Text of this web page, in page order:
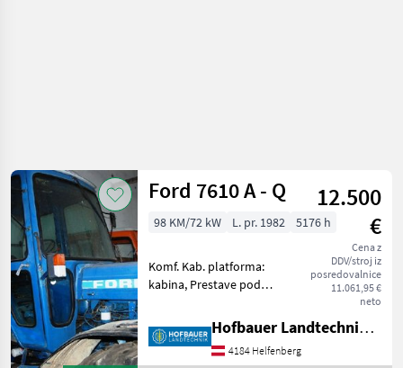
Ford 7610 A - Q
12.500
€
Cena z
DDV/stroj iz
posredovalnice
11.061,95 €
neto
98 KM/72 kW L. pr. 1982 5176 h
Komf. Kab. platforma:
kabina, Prestave pod
štirikolesni pogon, :
Prestave pod obremenitvijo
Traktor Standardni traktor
Hofbauer Landtechnik GmbH
4184 Helfenberg